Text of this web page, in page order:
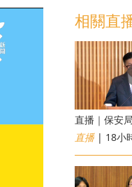
相關直
直播| 18小